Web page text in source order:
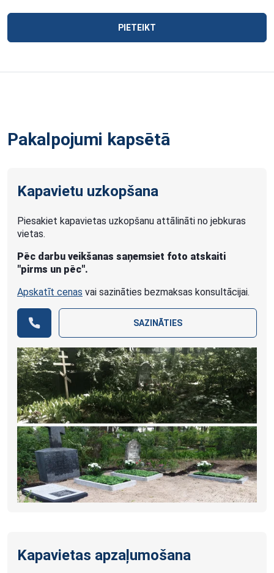
PIETEIKT
Pakalpojumi kapsētā
Kapavietu uzkopšana
Piesakiet kapavietas uzkopšanu attālināti no jebkuras
vietas.
Pēc darbu veikšanas saņemsiet foto atskaiti
"pirms un pēc".
Apskatīt cenas vai sazināties bezmaksas konsultācijai.
SAZINĀTIES
Kapavietas apzaļumošana